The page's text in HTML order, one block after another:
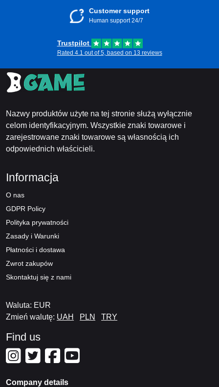
Customer support
Human support 24/7
Trustpilot
Rated 4.1 out of 5, based on 13 reviews
Nazwy produktów użyte na tej stronie służą wyłącznie
celom identyfikacyjnym. Wszystkie znaki towarowe i
zarejestrowane znaki towarowe są własnością ich
odpowiednich właścicieli.
Informacja
O nas
GDPR Policy
Polityka prywatności
Zasady i Warunki
Płatności i dostawa
Zwrot zakupów
Skontaktuj się z nami
Waluta: EUR
Zmień walutę: UAH PLN TRY
Find us
Company details